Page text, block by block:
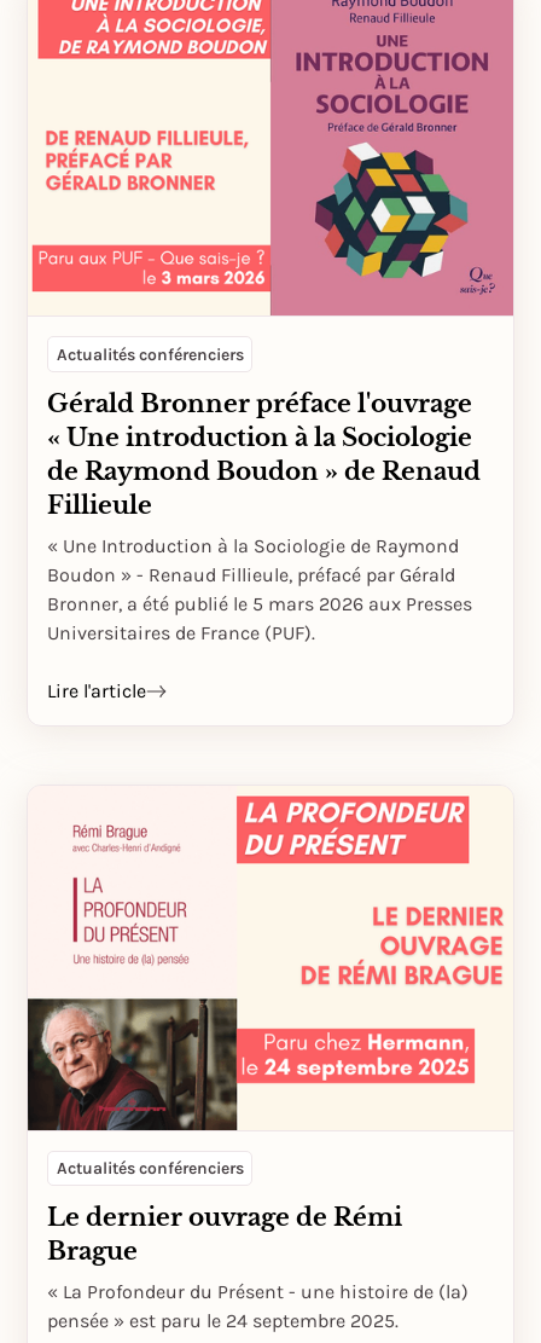
Actualités conférenciers
Gérald Bronner préface l'ouvrage
« Une introduction à la Sociologie
de Raymond Boudon » de Renaud
Fillieule
« Une Introduction à la Sociologie de Raymond
Boudon » - Renaud Fillieule, préfacé par Gérald
Bronner, a été publié le 5 mars 2026 aux Presses
Universitaires de France (PUF).
Lire l'article
Actualités conférenciers
Le dernier ouvrage de Rémi
Brague
« La Profondeur du Présent - une histoire de (la)
pensée » est paru le 24 septembre 2025.